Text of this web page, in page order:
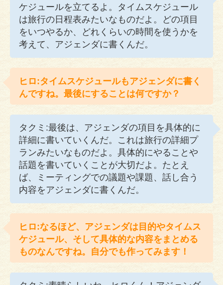
ケジュールを立てるよ。タイムスケジュール
は旅行の日程表みたいなものだよ。どの項目
をいつやるか、どれくらいの時間を使うかを
考えて、アジェンダに書くんだ。
ヒロ:タイムスケジュールもアジェンダに書く
んですね。最後にすることは何ですか？
タクミ:最後は、アジェンダの項目を具体的に
詳細に書いていくんだ。これは旅行の詳細プ
ランみたいなものだよ。具体的にやることや
話題を書いていくことが大切だよ。たとえ
ば、ミーティングでの議題や課題、話し合う
内容をアジェンダに書くんだ。
ヒロ:なるほど、アジェンダは目的やタイムス
ケジュール、そして具体的な内容をまとめる
ものなんですね。自分でも作ってみます！